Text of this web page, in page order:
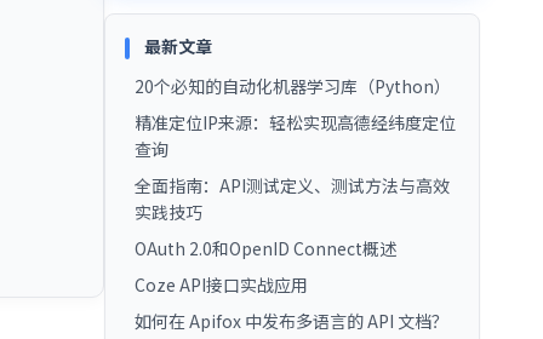
最新文章
20个必知的自动化机器学习库（Python）
精准定位IP来源：轻松实现高德经纬度定位
查询
全面指南：API测试定义、测试方法与高效
实践技巧
OAuth 2.0和OpenID Connect概述
Coze API接口实战应用
如何在 Apifox 中发布多语言的 API 文档？